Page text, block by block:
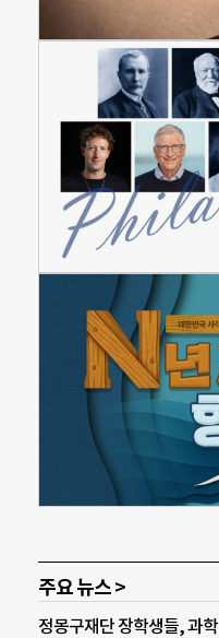
주요 뉴스 >
정몽구재단 장학생들, 과